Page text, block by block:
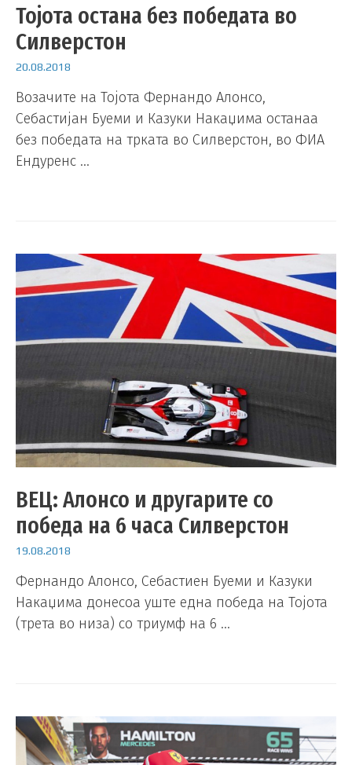
Тојота остана без победата во
Силверстон
20.08.2018
Возачите на Тојота Фернандо Алонсо,
Себастијан Буеми и Казуки Накаџима останаа
без победата на трката во Силверстон, во ФИА
Ендуренс …
ВЕЦ: Алонсо и другарите со
победа на 6 часа Силверстон
19.08.2018
Фернандо Алонсо, Себастиен Буеми и Казуки
Накаџима донесоа уште една победа на Тојота
(трета во низа) со триумф на 6 …